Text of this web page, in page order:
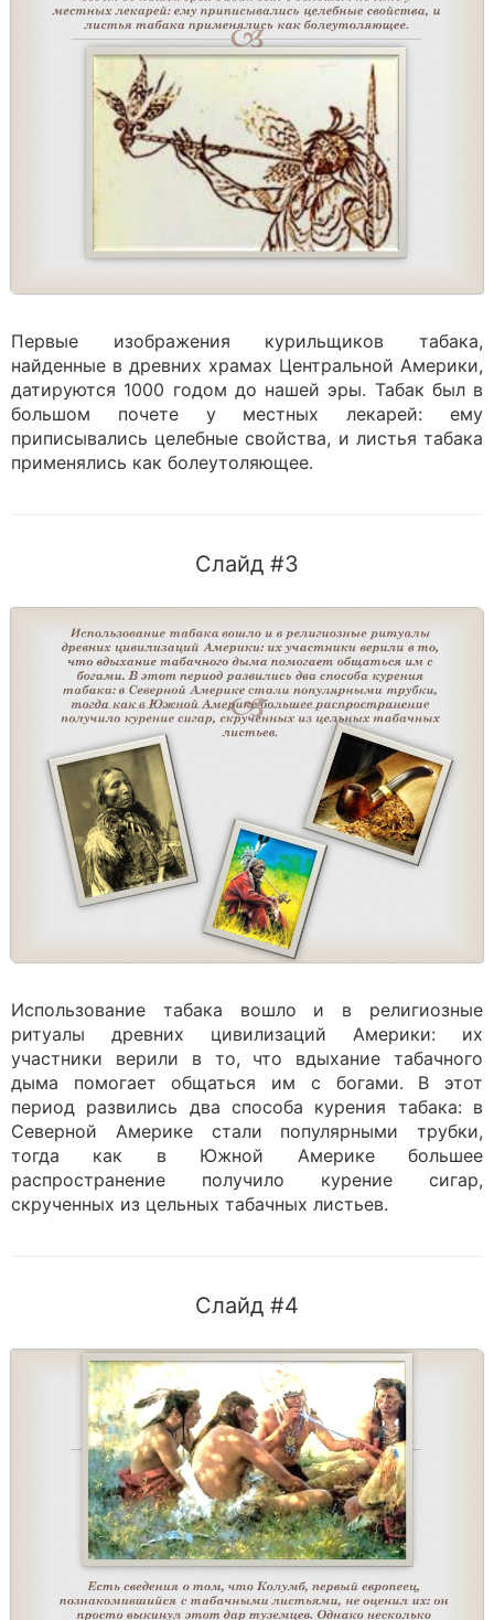
Первые изображения курильщиков табака,
найденные в древних храмах Центральной Америки,
датируются 1000 годом до нашей эры. Табак был в
большом почете у местных лекарей: ему
приписывались целебные свойства, и листья табака
применялись как болеутоляющее.
Слайд #3
Использование табака вошло и в религиозные
ритуалы древних цивилизаций Америки: их
участники верили в то, что вдыхание табачного
дыма помогает общаться им с богами. В этот
период развились два способа курения табака: в
Северной Америке стали популярными трубки,
тогда как в Южной Америке большее
распространение получило курение сигар,
скрученных из цельных табачных листьев.
Слайд #4